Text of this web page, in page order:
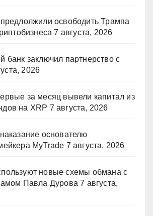
освободить Трампа
7 августа, 2026
банк заключил партнерство с
2026
за месяц вывели капитал из
на XRP 7 августа, 2026
основателю
MyTrade 7 августа, 2026
новые схемы обмана с
Павла Дурова 7 августа,